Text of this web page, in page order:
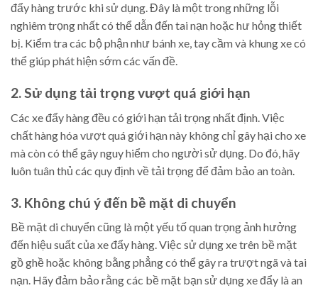
đẩy hàng trước khi sử dụng. Đây là một trong những lỗi
nghiêm trọng nhất có thể dẫn đến tai nạn hoặc hư hỏng thiết
bị. Kiểm tra các bộ phận như bánh xe, tay cầm và khung xe có
thể giúp phát hiện sớm các vấn đề.
2. Sử dụng tải trọng vượt quá giới hạn
Các xe đẩy hàng đều có giới hạn tải trọng nhất định. Việc
chất hàng hóa vượt quá giới hạn này không chỉ gây hại cho xe
mà còn có thể gây nguy hiểm cho người sử dụng. Do đó, hãy
luôn tuân thủ các quy định về tải trọng để đảm bảo an toàn.
3. Không chú ý đến bề mặt di chuyển
Bề mặt di chuyển cũng là một yếu tố quan trọng ảnh hưởng
đến hiệu suất của xe đẩy hàng. Việc sử dụng xe trên bề mặt
gồ ghề hoặc không bằng phẳng có thể gây ra trượt ngã và tai
nạn. Hãy đảm bảo rằng các bề mặt bạn sử dụng xe đẩy là an